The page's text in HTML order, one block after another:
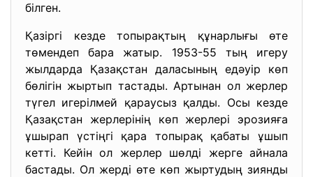
білген.
Қазіргі кезде топырақтың құнарлығы өте
төмендеп бара жатыр. 1953-55 тың игеру
жылдарда Қазақстан даласының едәуір көп
бөлігін жыртып тастады. Артынан ол жерлер
түгел игерілмей қараусыз қалды. Осы кезде
Қазақстан жерлерінің көп жерлері эрозияға
ұшырап үстіңгі қара топырақ қабаты ұшып
кетті. Кейін ол жерлер шөлді жерге айнала
бастады. Ол жерді өте көп жыртудың зиянды